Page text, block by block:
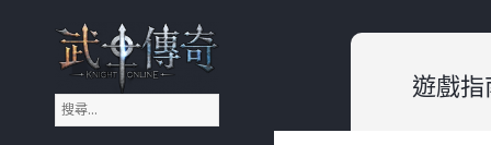
《武士傳奇:Knight
Online》遊戲指南
搜
尋
遊戲指